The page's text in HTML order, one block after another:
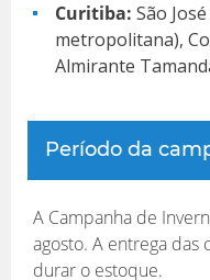
Curitiba: São
metropolitana),
Almirante
Período da
A Campanha de
agosto. A entrega das
durar o estoque.